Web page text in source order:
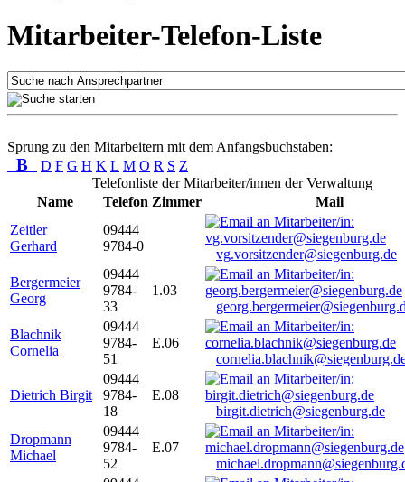
Mitarbeiter-Telefon-Liste
Sprung zu den Mitarbeitern mit dem Anfangsbuchstaben:
B D F G H K L M O R S Z
Telefonliste der Mitarbeiter/innen der Verwaltung
Name
Telefon Zimmer
Mail
Zeitler
Gerhard
09444
9784-0
vg.vorsitzender@siegenburg.de
Bergermeier
Georg
09444
9784-
33
1.03
Blachnik
Cornelia
09444
9784-
51
E.06
Dietrich Birgit
09444
9784-
18
E.08
birgit.dietrich@siegenburg.de
Dropmann
Michael
09444
9784-
52
E.07